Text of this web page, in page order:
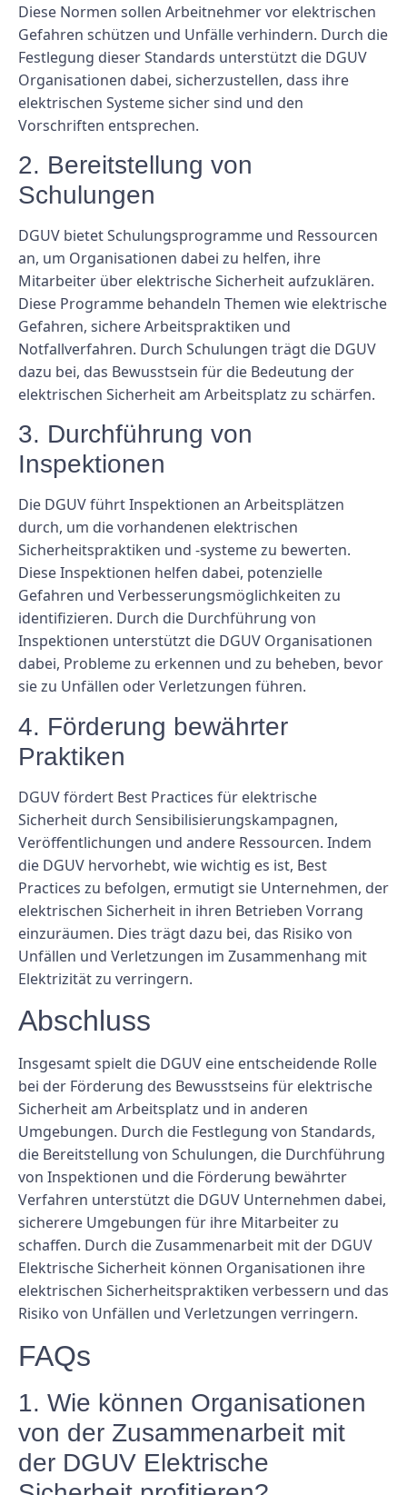
Diese Normen sollen Arbeitnehmer vor elektrischen
Gefahren schützen und Unfälle verhindern. Durch die
Festlegung dieser Standards unterstützt die DGUV
Organisationen dabei, sicherzustellen, dass ihre
elektrischen Systeme sicher sind und den
Vorschriften entsprechen.
2. Bereitstellung von
Schulungen
DGUV bietet Schulungsprogramme und Ressourcen
an, um Organisationen dabei zu helfen, ihre
Mitarbeiter über elektrische Sicherheit aufzuklären.
Diese Programme behandeln Themen wie elektrische
Gefahren, sichere Arbeitspraktiken und
Notfallverfahren. Durch Schulungen trägt die DGUV
dazu bei, das Bewusstsein für die Bedeutung der
elektrischen Sicherheit am Arbeitsplatz zu schärfen.
3. Durchführung von
Inspektionen
Die DGUV führt Inspektionen an Arbeitsplätzen
durch, um die vorhandenen elektrischen
Sicherheitspraktiken und -systeme zu bewerten.
Diese Inspektionen helfen dabei, potenzielle
Gefahren und Verbesserungsmöglichkeiten zu
identifizieren. Durch die Durchführung von
Inspektionen unterstützt die DGUV Organisationen
dabei, Probleme zu erkennen und zu beheben, bevor
sie zu Unfällen oder Verletzungen führen.
4. Förderung bewährter
Praktiken
DGUV fördert Best Practices für elektrische
Sicherheit durch Sensibilisierungskampagnen,
Veröffentlichungen und andere Ressourcen. Indem
die DGUV hervorhebt, wie wichtig es ist, Best
Practices zu befolgen, ermutigt sie Unternehmen, der
elektrischen Sicherheit in ihren Betrieben Vorrang
einzuräumen. Dies trägt dazu bei, das Risiko von
Unfällen und Verletzungen im Zusammenhang mit
Elektrizität zu verringern.
Abschluss
Insgesamt spielt die DGUV eine entscheidende Rolle
bei der Förderung des Bewusstseins für elektrische
Sicherheit am Arbeitsplatz und in anderen
Umgebungen. Durch die Festlegung von Standards,
die Bereitstellung von Schulungen, die Durchführung
von Inspektionen und die Förderung bewährter
Verfahren unterstützt die DGUV Unternehmen dabei,
sicherere Umgebungen für ihre Mitarbeiter zu
schaffen. Durch die Zusammenarbeit mit der DGUV
Elektrische Sicherheit können Organisationen ihre
elektrischen Sicherheitspraktiken verbessern und das
Risiko von Unfällen und Verletzungen verringern.
FAQs
1. Wie können Organisationen
von der Zusammenarbeit mit
der DGUV Elektrische